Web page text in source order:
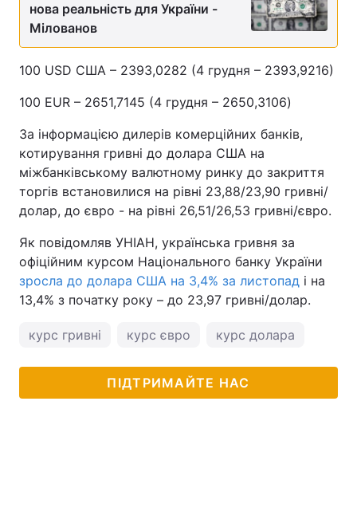
нова реальність для України -
Мілованов
100 USD США – 2393,0282 (4 грудня – 2393,9216)
100 EUR – 2651,7145 (4 грудня – 2650,3106)
За інформацією дилерів комерційних банків,
котирування гривні до долара США на
міжбанківському валютному ринку до закриття
торгів встановилися на рівні 23,88/23,90 гривні/
долар, до євро - на рівні 26,51/26,53 гривні/євро.
Як повідомляв УНІАН, українська гривня за
офіційним курсом Національного банку України
зросла до долара США на 3,4% за листопад і на
13,4% з початку року – до 23,97 гривні/долар.
курс гривні курс євро курс долара
ПІДТРИМАЙТЕ НАС